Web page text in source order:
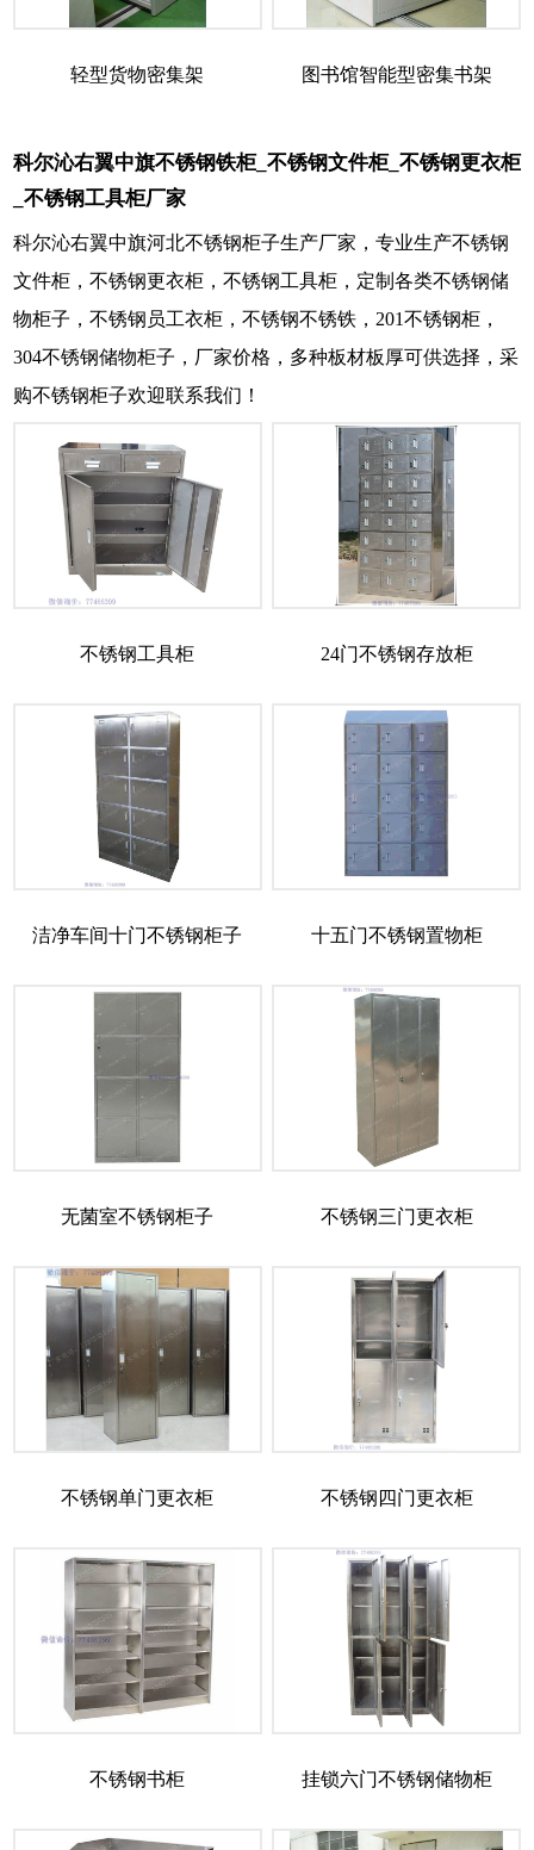
轻型货物密集架 图书馆智能型密集书架
科尔沁右翼中旗不锈钢铁柜_不锈钢文件柜_不锈钢更衣柜
_不锈钢工具柜厂家
科尔沁右翼中旗河北不锈钢柜子生产厂家，专业生产不锈钢
文件柜，不锈钢更衣柜，不锈钢工具柜，定制各类不锈钢储
物柜子，不锈钢员工衣柜，不锈钢不锈铁，201不锈钢柜，
304不锈钢储物柜子，厂家价格，多种板材板厚可供选择，采
购不锈钢柜子欢迎联系我们！
不锈钢工具柜 24门不锈钢存放柜
洁净车间十门不锈钢柜子 十五门不锈钢置物柜
无菌室不锈钢柜子 不锈钢三门更衣柜
不锈钢单门更衣柜 不锈钢四门更衣柜
不锈钢书柜 挂锁六门不锈钢储物柜